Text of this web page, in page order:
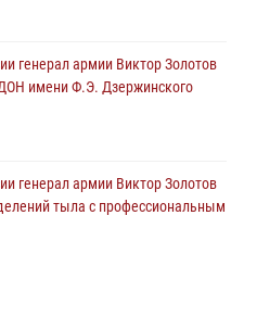
медикам и девушке с
генерал армии Виктор Золотов
имени Ф.Э. Дзержинского
генерал армии Виктор Золотов
тыла с профессиональным